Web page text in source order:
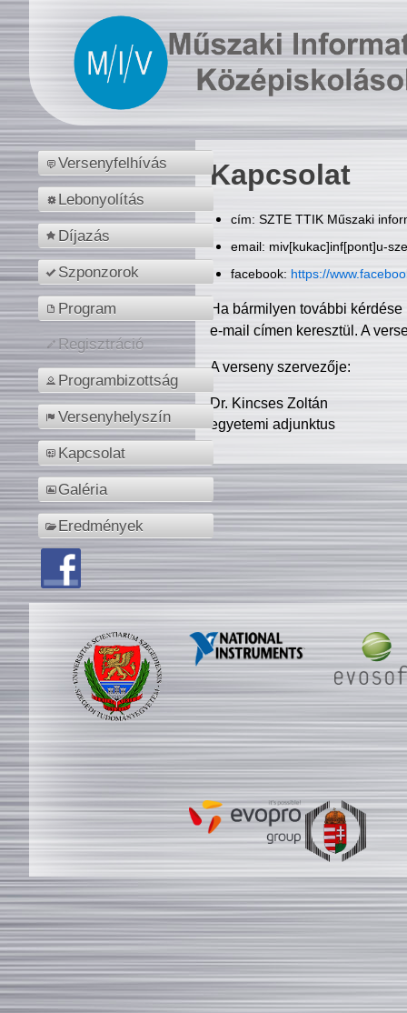
Versenyfelhívás
Lebonyolítás
Díjazás
Szponzorok
Program
Regisztráció
Programbizottság
Versenyhelyszín
Kapcsolat
Galéria
Eredmények
Kapcsolat
cím: SZTE TTIK Műszaki
email: miv[kukac]inf[pont]u-
facebook: https://
Ha bármilyen további
e-mail címen keresztül. A
A verseny szervezője:
Dr. Kincses Zoltán
egyetemi adjunktus